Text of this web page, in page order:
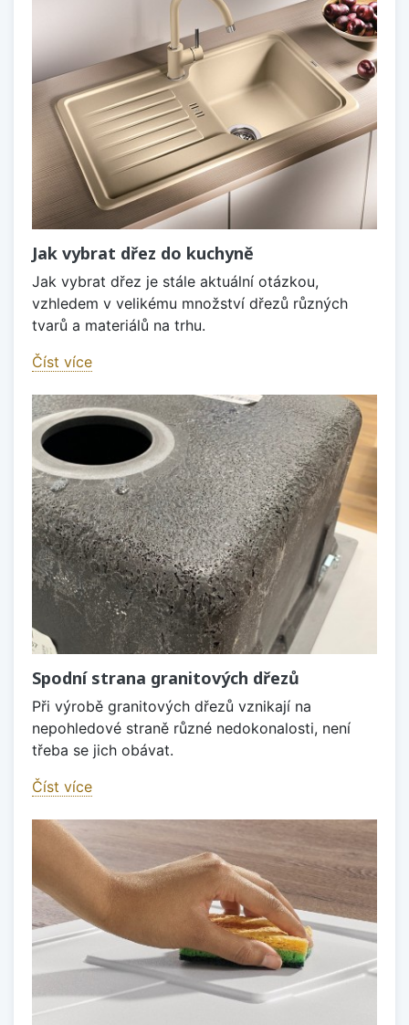
Jak vybrat dřez do kuchyně
Jak vybrat dřez je stále aktuální otázkou,
vzhledem v velikému množství dřezů různých
tvarů a materiálů na trhu.
Číst více
Spodní strana granitových dřezů
Při výrobě granitových dřezů vznikají na
nepohledové straně různé nedokonalosti, není
třeba se jich obávat.
Číst více